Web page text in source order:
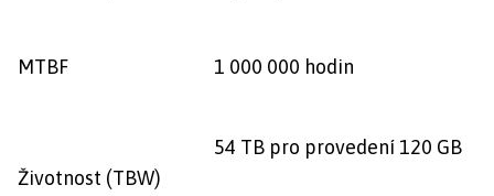
MTBF 1 000 000 hodin
Životnost (TBW)
54 TB pro provedení 120 GB